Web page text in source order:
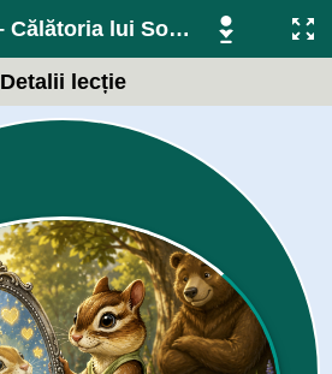
lui Soren
Detalii lecție